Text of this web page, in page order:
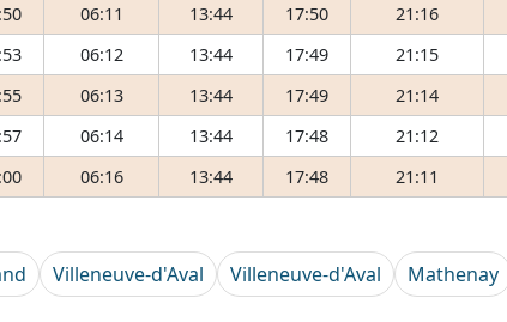
06:11 13:44 17:50 21:16
06:12 13:44 17:49 21:15
06:13 13:44 17:49 21:14
06:14 13:44 17:48 21:12
06:16 13:44 17:48 21:11
Villeneuve-d'Aval Villeneuve-d'Aval Mathenay